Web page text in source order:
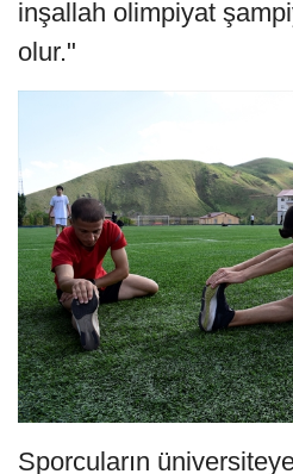
inşallah olimpiyat
olur."
Sporcuların